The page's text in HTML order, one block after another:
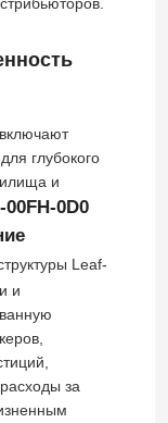
глубокого
и
00FH-0D0
Leaf-
и
за